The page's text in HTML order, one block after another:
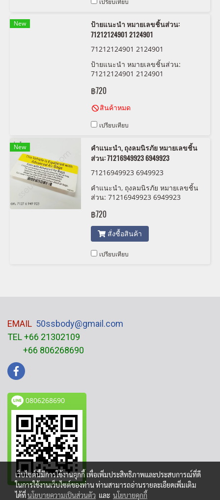
เปรียบเทียบ
New
ป้ายแนะนำ หมายเลขชิ้นส่วน:
71212124901 2124901
71212124901 2124901
ป้ายแนะนำ หมายเลขชิ้นส่วน:
71212124901 2124901
฿720
สินค้าหมด
เปรียบเทียบ
New
คำแนะนำ, ถุงลมนิรภัย หมายเลขชิ้น
ส่วน: 71216949923 6949923
71216949923 6949923
คำแนะนำ, ถุงลมนิรภัย หมายเลขชิ้น
ส่วน: 71216949923 6949923
฿720
สั่งซื้อสินค้า
เปรียบเทียบ
EMAIL 50ssbody@gmail.com
TEL +66 21302109
+66 806268690
0806268690
เว็บไซต์นี้มีการใช้งานคุกกี้ เพื่อเพิ่มประสิทธิภาพและประสบการณ์ที่ดี
ในการใช้งานเว็บไซต์ของท่าน ท่านสามารถอ่านรายละเอียดเพิ่มเติม
ได้ที่นโยบายความเป็นส่วนตัว และ นโยบายคุกกี้